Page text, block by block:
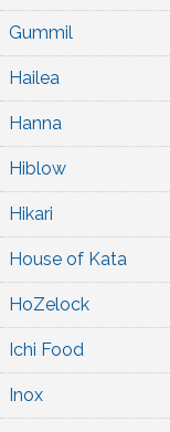
Gummil
Hailea
Hanna
Hiblow
Hikari
House of Kata
HoZelock
Ichi Food
Inox